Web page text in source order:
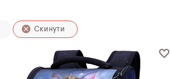
Скинути